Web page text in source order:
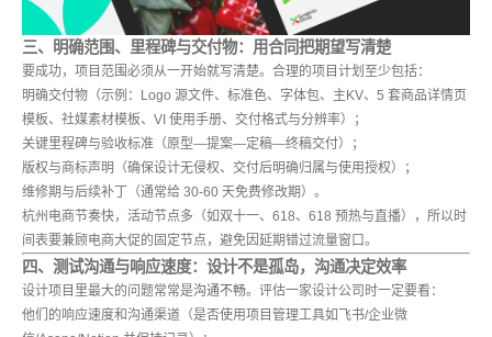
三、明确范围、里程碑与交付物：用合同把期望写清楚
要成功，项目范围必须从一开始就写清楚。合理的项目计划至少包括：
明确交付物（示例：Logo 源文件、标准色、字体包、主KV、5 套商品详情页
模板、社媒素材模板、VI 使用手册、交付格式与分辨率）；
关键里程碑与验收标准（原型—提案—定稿—终稿交付）；
版权与商标声明（确保设计无侵权、交付后明确归属与使用授权）；
维修期与后续补丁（通常给 30-60 天免费修改期）。
杭州电商节奏快，活动节点多（如双十一、618、618 预热与直播），所以时
间表要兼顾电商大促的固定节点，避免因延期错过流量窗口。
四、测试沟通与响应速度：设计不是孤岛，沟通决定效率
设计项目里最大的问题常常是沟通不畅。评估一家设计公司时一定要看：
他们的响应速度和沟通渠道（是否使用项目管理工具如飞书/企业微